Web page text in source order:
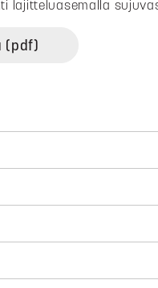
lajitteluasemalla
(pdf)